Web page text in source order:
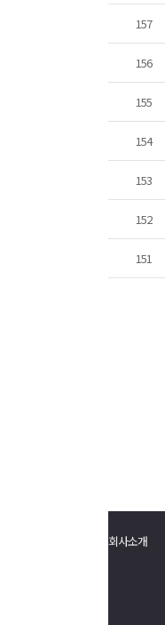
157
156
155
154
153
152
151
회사소개